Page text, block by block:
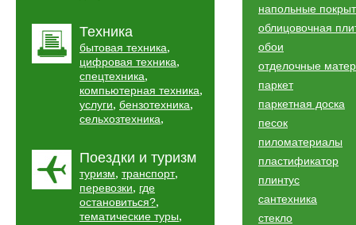
Техника
бытовая техника,
цифровая техника,
спецтехника,
компьютерная техника,
услуги, бензотехника,
сельхозтехника,
Поездки и туризм
туризм, транспорт,
перевозки, где
остановиться?,
тематические туры,
напольные
облицовочная
обои
отделочные
паркет
паркетная доска
песок
пиломатериалы
пластификатор
плинтус
сантехника
стекло